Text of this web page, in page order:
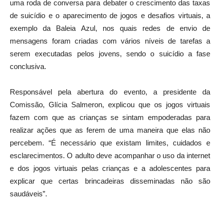
uma roda de conversa para debater o crescimento das taxas
de suicídio e o aparecimento de jogos e desafios virtuais, a
exemplo da Baleia Azul, nos quais redes de envio de
mensagens foram criadas com vários níveis de tarefas a
serem executadas pelos jovens, sendo o suicídio a fase
conclusiva.
Responsável pela abertura do evento, a presidente da
Comissão, Glícia Salmeron, explicou que os jogos virtuais
fazem com que as crianças se sintam empoderadas para
realizar ações que as ferem de uma maneira que elas não
percebem. “É necessário que existam limites, cuidados e
esclarecimentos. O adulto deve acompanhar o uso da internet
e dos jogos virtuais pelas crianças e a adolescentes para
explicar que certas brincadeiras disseminadas não são
saudáveis”.